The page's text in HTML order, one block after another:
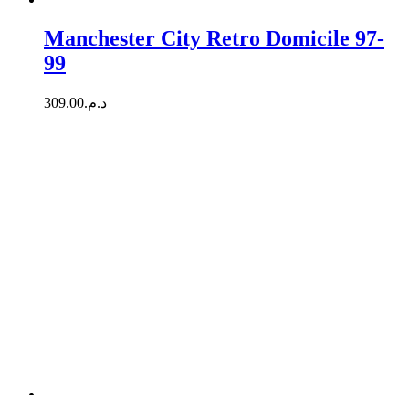
Manchester City Retro Domicile 97-
99
د.م.309.00